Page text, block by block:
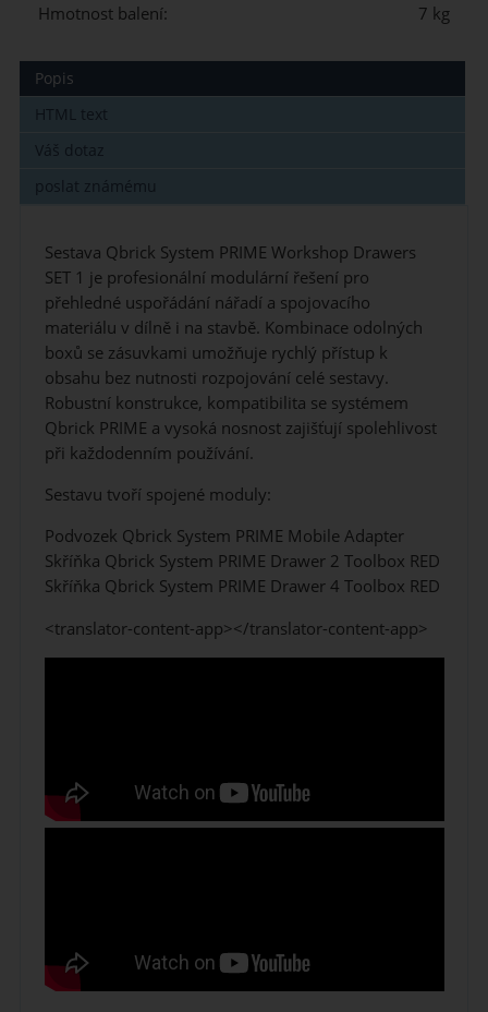
Hmotnost balení:
7 kg
Popis
HTML text
Váš dotaz
poslat známému
Sestava Qbrick System PRIME Workshop Drawers
SET 1 je profesionální modulární řešení pro
přehledné uspořádání nářadí a spojovacího
materiálu v dílně i na stavbě. Kombinace odolných
boxů se zásuvkami umožňuje rychlý přístup k
obsahu bez nutnosti rozpojování celé sestavy.
Robustní konstrukce, kompatibilita se systémem
Qbrick PRIME a vysoká nosnost zajišťují spolehlivost
při každodenním používání.
Sestavu tvoří spojené moduly:
Podvozek Qbrick System PRIME Mobile Adapter
Skříňka Qbrick System PRIME Drawer 2 Toolbox RED
Skříňka Qbrick System PRIME Drawer 4 Toolbox RED
<translator-content-app></translator-content-app>